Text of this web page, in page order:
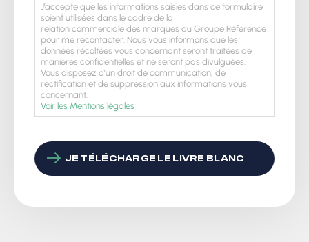
J’accepte que les informations saisies dans ce formulaire
soient utilisées dans le cadre de la
relation commerciale des marques du Groupe Référence
pour me recontacter. Nous vous informons que les
données récoltées vous concernant seront traitées de
manières confidentielles et ne seront pas divulguées.
Vous disposez d’un droit de communication, de
rectification et de suppression aux informations vous
concernant.
Voir les Mentions légales